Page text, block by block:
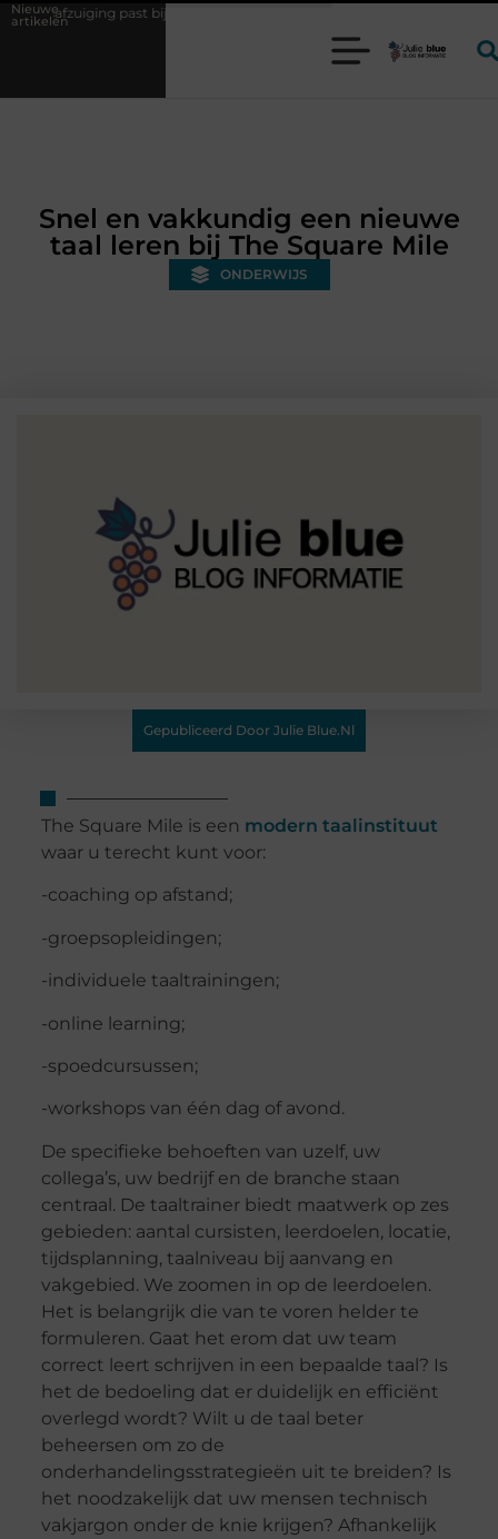
Nieuwe
artikelenbij uw productieproces?
Snel en vakkundig een nieuwe
taal leren bij The Square Mile
ONDERWIJS
Gepubliceerd Door Julie Blue.nl
The Square Mile is een modern taalinstituut
waar u terecht kunt voor:
-coaching op afstand;
-groepsopleidingen;
-individuele taaltrainingen;
-online learning;
-spoedcursussen;
-workshops van één dag of avond.
De specifieke behoeften van uzelf, uw
collega’s, uw bedrijf en de branche staan
centraal. De taaltrainer biedt maatwerk op zes
gebieden: aantal cursisten, leerdoelen, locatie,
tijdsplanning, taalniveau bij aanvang en
vakgebied. We zoomen in op de leerdoelen.
Het is belangrijk die van te voren helder te
formuleren. Gaat het erom dat uw team
correct leert schrijven in een bepaalde taal? Is
het de bedoeling dat er duidelijk en efficiënt
overlegd wordt? Wilt u de taal beter
beheersen om zo de
onderhandelingsstrategieën uit te breiden? Is
het noodzakelijk dat uw mensen technisch
vakjargon onder de knie krijgen? Afhankelijk